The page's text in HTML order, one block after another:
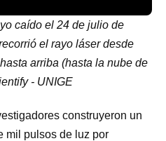
caído el 24 de julio de
el rayo láser desde
arriba (hasta la nube de
- UNIGE
construyeron un
mil pulsos de luz por